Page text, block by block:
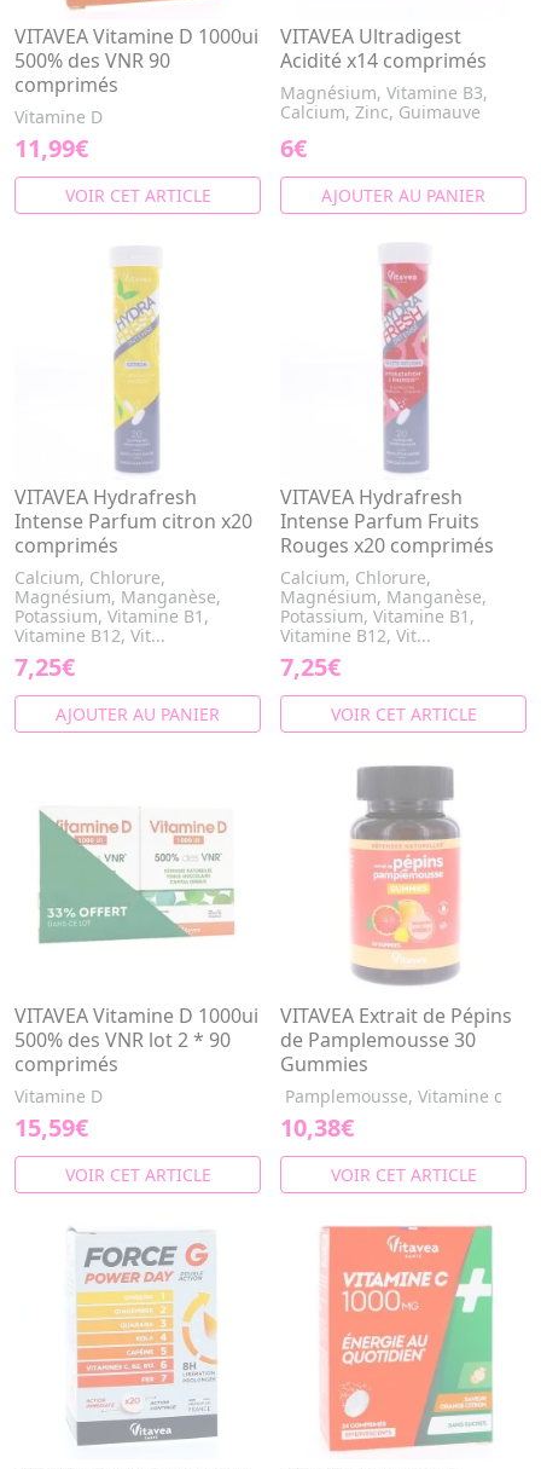
VITAVEA Vitamine D 1000ui
500% des VNR 90
comprimés
Vitamine D
11,99€
VOIR CET ARTICLE
VITAVEA Ultradigest
Acidité x14 comprimés
Magnésium, Vitamine B3,
Calcium, Zinc, Guimauve
6€
AJOUTER AU PANIER
VITAVEA Hydrafresh
Intense Parfum citron x20
comprimés
Calcium, Chlorure,
Magnésium, Manganèse,
Potassium, Vitamine B1,
Vitamine B12, Vit...
7,25€
AJOUTER AU PANIER
VITAVEA Hydrafresh
Intense Parfum Fruits
Rouges x20 comprimés
Calcium, Chlorure,
Magnésium, Manganèse,
Potassium, Vitamine B1,
Vitamine B12, Vit...
7,25€
VOIR CET ARTICLE
VITAVEA Vitamine D 1000ui
500% des VNR lot 2 * 90
comprimés
Vitamine D
15,59€
VOIR CET ARTICLE
VITAVEA Extrait de Pépins
de Pamplemousse 30
Gummies
Pamplemousse, Vitamine c
10,38€
VOIR CET ARTICLE